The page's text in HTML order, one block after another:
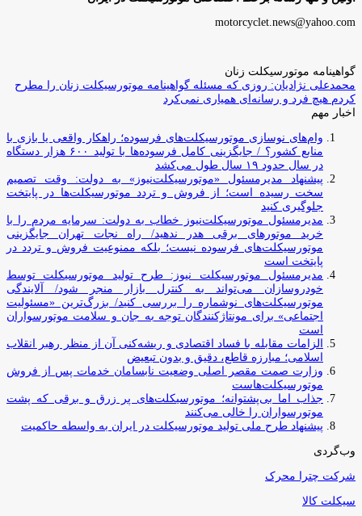
motorcyclet.news@yahoo.com
گواهینامه موتورسیکلت زنان
محمدعلی نژادیان: روزی که مسئله گواهینامه موتورسیکلت زنان را مطرح
کردم هیچ فرد و رسانه‌ای همیاری نمی‌کرد
اخبار مهم
وام‌های نوسازی موتورسیکلت‌های فرسوده؛ راهکار واقعی یا بازی با
منابع کشور؟ / جایگزینی کامل فرسوده‌ها با تولید ۶۰۰ هزار دستگاه
در سال حدود ۱۹ سال طول می‌کشد
پیشنهاد مدیرمسئول «موتورسیکلت‌نیوز» به دولت: وقت تصمیم
سخت رسیده است؛ از فروش و تردد موتورسیکلت‌ها در پایتخت
جلوگیری کنید
مدیرمسئول موتورسیکلت‌نیوز خطاب به دولت: سرمایه مردم را با
خرید موتورهای برقی هدر ندهید/ راه نجات تهران جایگزینی
موتورسیکلت‌های فرسوده نیست؛ بلکه ممنوعیت فروش و تردد در
پایتخت است
مدیرمسئول موتورسیکلت نیوز: طرح تولید موتورسیکلت توسط
خودروسازان می‌تواند به کنترل بازار منجر شود/ آلایندگی
موتورسیکلت‌های نوشماره را بررسی کنید/ بزرگ‌ترین «مسئولیت
اجتماعی» برای مونتاژکنندگان توجه به جان و سلامت موتورسواران
است
الزامات مقابله با فساد اقتصادی و ریشه‌کنی آن از منظر رهبر انقلاب
اسلامی؛ مبارزه قاطع، دقیق و بدون تبعیض
وزارت صمت مقصر اصلی وضعیت نابسامان خدمات پس از فروش
موتورسیکلت‌هاست
جذاب اما بی‌پشتوانه؛ موتورسیکلت‌های پر زرق‌ و برقی که پشت
موتورسواران را خالی می‌کنند
پیشنهاد طرح ملی تولید موتورسیکلت در ایران به واسطه حاکمیت
وب‌گردی
شرکت چترا محرک
سیکلت کالا